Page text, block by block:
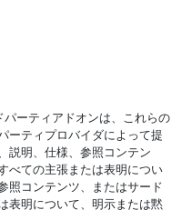
パーティアドオンは、これらの
ーティプロバイダによって提
説明、仕様、参照コンテン
べての主張または表明につい
照コンテンツ、またはサード
表明について、明示または黙